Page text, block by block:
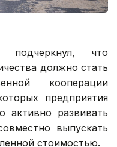
что
должно стать
кооперации
предприятия
активно развивать
выпускать
стоимостью.